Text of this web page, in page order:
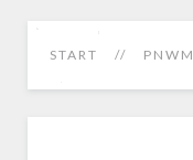
START PNWM